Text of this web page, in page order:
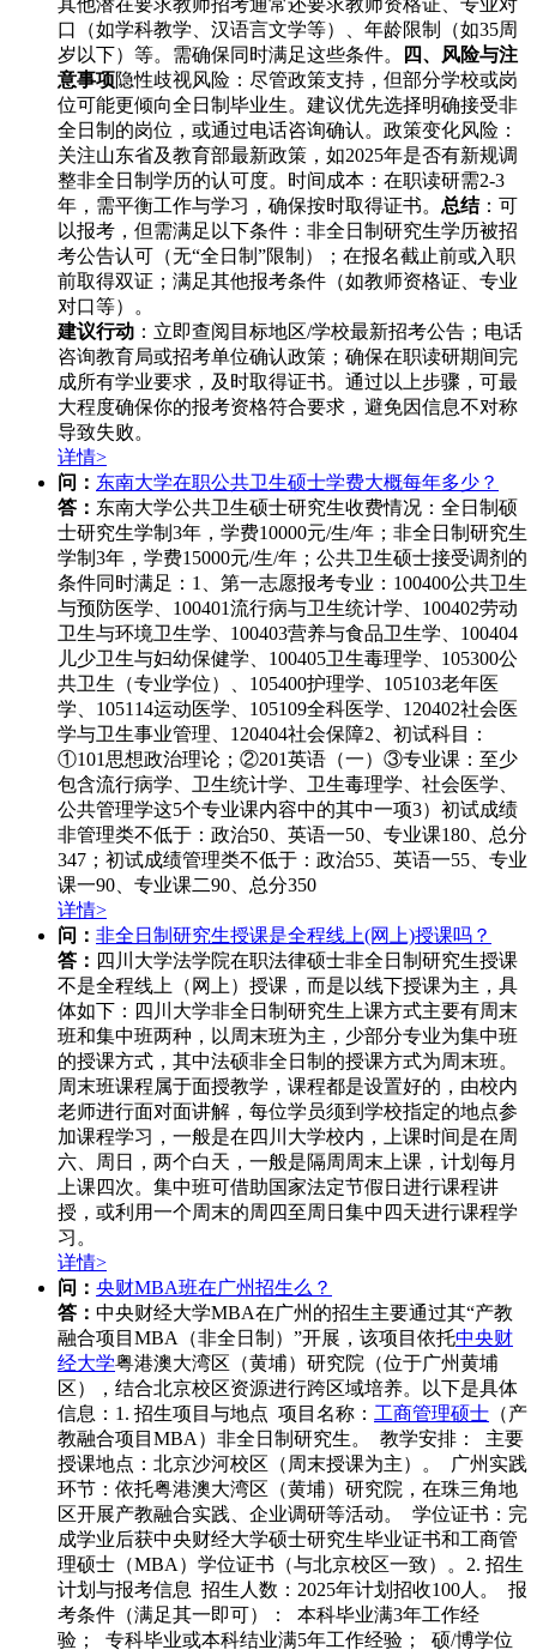
口（如学科教学、汉语言文学等）、年龄限制（如35周
岁以下）等。需确保同时满足这些条件。
四、风险与注
意事项隐性歧视风险：尽管政策支持，但部分学校或岗
位可能更倾向全日制毕业生。建议优先选择明确接受非
全日制的岗位，或通过电话咨询确认。政策变化风险：
关注山东省及教育部最新政策，如2025年是否有新规调
整非全日制学历的认可度。时间成本：在职读研需2-3
年，需平衡工作与学习，确保按时取得证书。 总结：可
以报考，但需满足以下条件：非全日制研究生学历被招
考公告认可（无“全日制”限制）；在报名截止前或入职
前取得双证；满足其他报考条件（如教师资格证、专业
对口等）。
建议行动 ：立即查阅目标地区/学校最新招考公告；电话
咨询教育局或招考单位确认政策；确保在职读研期间完
成所有学业要求，及时取得证书。通过以上步骤，可最
大程度确保你的报考资格符合要求，避免因信息不对称
导致失败。
详情>
问： 东南大学在职公共卫生硕士学费大概每年多少？
答： 东南大学公共卫生硕士研究生收费情况：全日制硕
士研究生学制3年，学费10000元/生/年；非全日制研究生
学制3年，学费15000元/生/年；公共卫生硕士接受调剂的
条件同时满足：1、第一志愿报考专业：100400公共卫生
与预防医学、100401流行病与卫生统计学、100402劳动
卫生与环境卫生学、100403营养与食品卫生学、100404
儿少卫生与妇幼保健学、100405卫生毒理学、105300公
共卫生（专业学位）、105400护理学、105103老年医
学、105114运动医学、105109全科医学、120402社会医
学与卫生事业管理、120404社会保障2、初试科目：
①101思想政治理论；②201英语（一）③专业课：至少
包含流行病学、卫生统计学、卫生毒理学、社会医学、
公共管理学这5个专业课内容中的其中一项3）初试成绩
非管理类不低于：政治50、英语一50、专业课180、总分
347；初试成绩管理类不低于：政治55、英语一55、专业
课一90、专业课二90、总分350
详情>
问： 非全日制研究生授课是全程线上(网上)授课吗？
答： 四川大学法学院在职法律硕士非全日制研究生授课
不是全程线上（网上）授课，而是以线下授课为主，具
体如下：四川大学非全日制研究生上课方式主要有周末
班和集中班两种，以周末班为主，少部分专业为集中班
的授课方式，其中法硕非全日制的授课方式为周末班。
周末班课程属于面授教学，课程都是设置好的，由校内
老师进行面对面讲解，每位学员须到学校指定的地点参
加课程学习，一般是在四川大学校内，上课时间是在周
六、周日，两个白天，一般是隔周周末上课，计划每月
上课四次。集中班可借助国家法定节假日进行课程讲
授，或利用一个周末的周四至周日集中四天进行课程学
习。
详情>
问： 央财MBA班在广州招生么？
答： 中央财经大学MBA在广州的招生主要通过其“产教
融合项目MBA（非全日制）”开展，该项目依托中央财
经大学粤港澳大湾区（黄埔）研究院（位于广州黄埔
区），结合北京校区资源进行跨区域培养。以下是具体
信息：1. 招生项目与地点 项目名称： 工商管理硕士 （产
教融合项目MBA）非全日制研究生。 教学安排： 主要
授课地点：北京沙河校区（周末授课为主）。 广州实践
环节：依托粤港澳大湾区（黄埔）研究院，在珠三角地
区开展产教融合实践、企业调研等活动。 学位证书：完
成学业后获中央财经大学硕士研究生毕业证书和工商管
理硕士（MBA）学位证书（与北京校区一致）。2. 招生
计划与报考信息 招生人数：2025年计划招收100人。 报
考条件（满足其一即可）： 本科毕业满3年工作经
验； 专科毕业或本科结业满5年工作经验； 硕/博学位